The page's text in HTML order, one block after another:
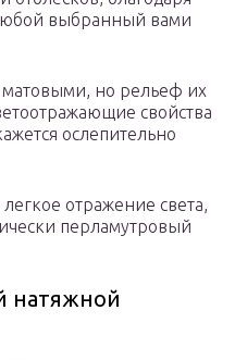
выбранный вами
матовыми, но рельеф их
свойства
ослепительно
отражение света,
перламутровый
натяжной